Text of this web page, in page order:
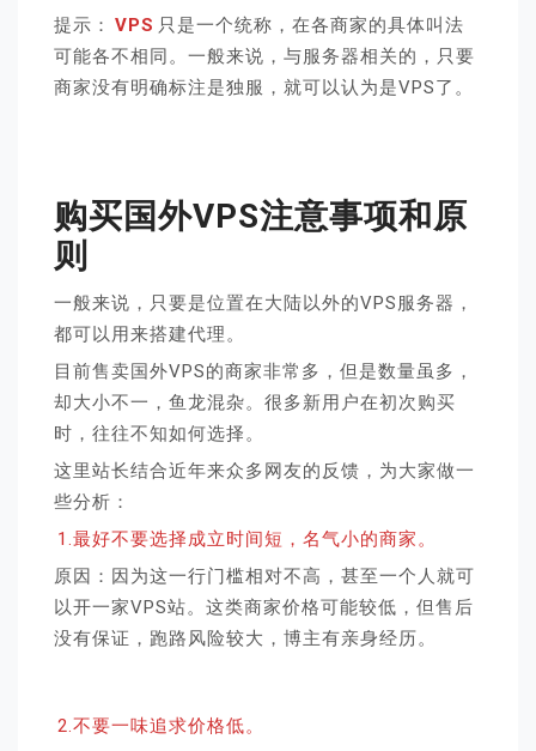
提示： VPS 只是一个统称，在各商家的具体叫法
可能各不相同。一般来说，与服务器相关的，只要
商家没有明确标注是独服，就可以认为是VPS了。
购买国外VPS注意事项和原
则
一般来说，只要是位置在大陆以外的VPS服务器，
都可以用来搭建代理。
目前售卖国外VPS的商家非常多，但是数量虽多，
却大小不一，鱼龙混杂。很多新用户在初次购买
时，往往不知如何选择。
这里站长结合近年来众多网友的反馈，为大家做一
些分析：
1.最好不要选择成立时间短，名气小的商家。
原因：因为这一行门槛相对不高，甚至一个人就可
以开一家VPS站。这类商家价格可能较低，但售后
没有保证，跑路风险较大，博主有亲身经历。
2.不要一味追求价格低。